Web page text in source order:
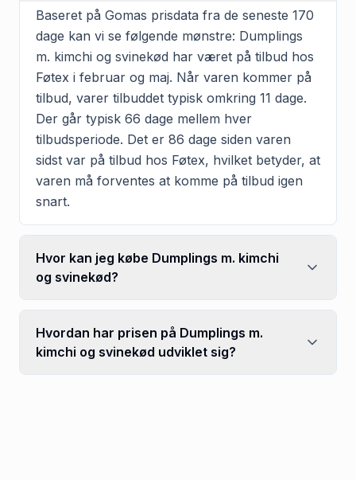
Baseret på Gomas prisdata fra de seneste 170
dage kan vi se følgende mønstre: Dumplings
m. kimchi og svinekød har været på tilbud hos
Føtex i februar og maj. Når varen kommer på
tilbud, varer tilbuddet typisk omkring 11 dage.
Der går typisk 66 dage mellem hver
tilbudsperiode. Det er 86 dage siden varen
sidst var på tilbud hos Føtex, hvilket betyder, at
varen må forventes at komme på tilbud igen
snart.
Hvor kan jeg købe Dumplings m. kimchi
og svinekød?
Hvordan har prisen på Dumplings m.
kimchi og svinekød udviklet sig?